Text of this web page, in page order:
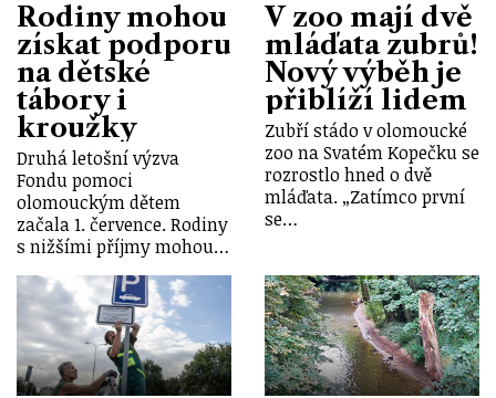
Rodiny mohou
získat podporu
na dětské
tábory i
kroužky
Druhá letošní výzva
Fondu pomoci
olomouckým dětem
začala 1. července. Rodiny
s nižšími příjmy mohou…
V zoo mají dvě
mláďata zubrů!
Nový výběh je
přiblíží lidem
Zubří stádo v olomoucké
zoo na Svatém Kopečku se
rozrostlo hned o dvě
mláďata. „Zatímco první
se…